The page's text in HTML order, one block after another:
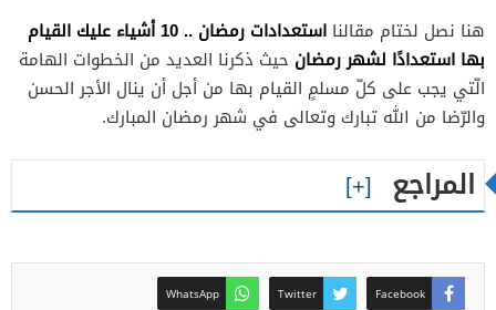
هنا نصل لختام مقالنا
استعدادات رمضان .. 10 أشياء عليك القيام
بها استعدادًا لشهر رمضان حيث ذكرنا العديد من الخطوات الهامة
الّتي يجب على كلّ مسلمٍ القيام بها من أجل أن ينال الأجر الحسن
والرّضا من الله تبارك وتعالى في شهر رمضان المبارك.
المراجع
Facebook
Twitter
WhatsApp